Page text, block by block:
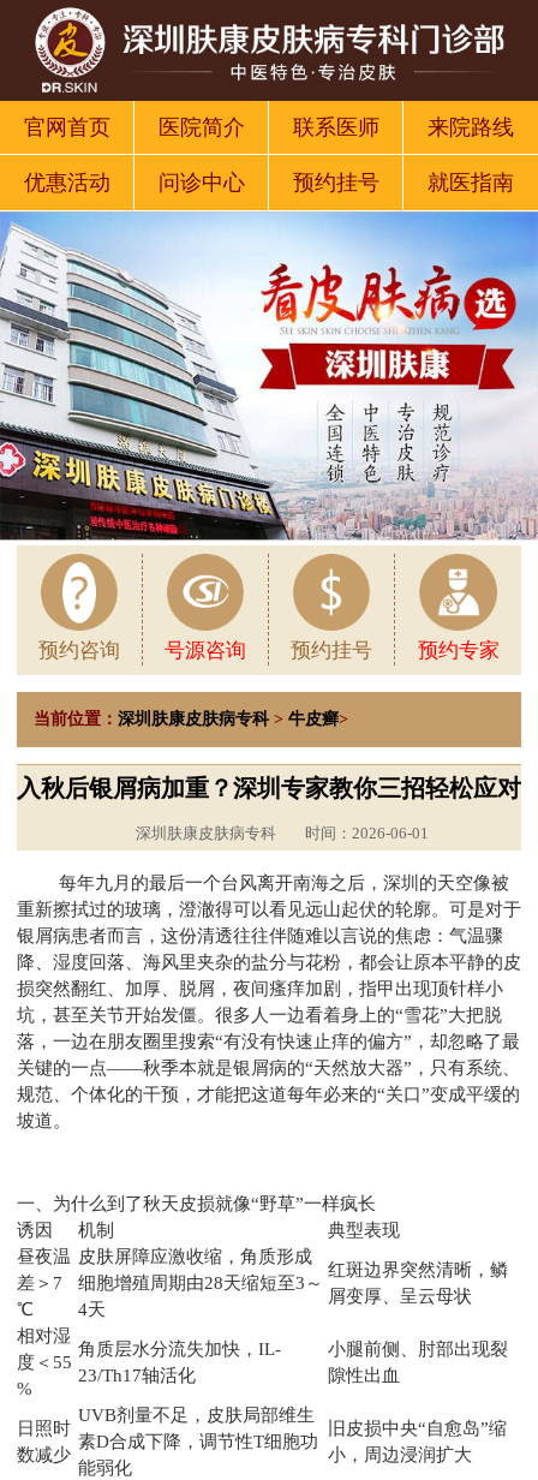
官网首页 医院简介 联系医师 来院路线
优惠活动 问诊中心 预约挂号 就医指南
预约咨询 号源咨询 预约挂号 预约专家
当前位置： 深圳肤康皮肤病专科 > 牛皮癣>
入秋后银屑病加重？深圳专家教你三招轻松应对
深圳肤康皮肤病专科 时间：2026-06-01
每年九月的最后一个台风离开南海之后，深圳的天空像被
重新擦拭过的玻璃，澄澈得可以看见远山起伏的轮廓。可是对于
银屑病患者而言，这份清透往往伴随难以言说的焦虑：气温骤
降、湿度回落、海风里夹杂的盐分与花粉，都会让原本平静的皮
损突然翻红、加厚、脱屑，夜间瘙痒加剧，指甲出现顶针样小
坑，甚至关节开始发僵。很多人一边看着身上的“雪花”大把脱
落，一边在朋友圈里搜索“有没有快速止痒的偏方”，却忽略了最
关键的一点——秋季本就是银屑病的“天然放大器”，只有系统、
规范、个体化的干预，才能把这道每年必来的“关口”变成平缓的
坡道。
一、为什么到了秋天皮损就像“野草”一样疯长
诱因
机制
典型表现
昼夜温
差＞7
℃
皮肤屏障应激收缩，角质形成
细胞增殖周期由28天缩短至3～
4天
红斑边界突然清晰，鳞
屑变厚、呈云母状
相对湿
度＜55
%
角质层水分流失加快，IL-
23/Th17轴活化
小腿前侧、肘部出现裂
隙性出血
日照时
数减少
UVB剂量不足，皮肤局部维生
素D合成下降，调节性T细胞功
能弱化
旧皮损中央“自愈岛”缩
小，周边浸润扩大